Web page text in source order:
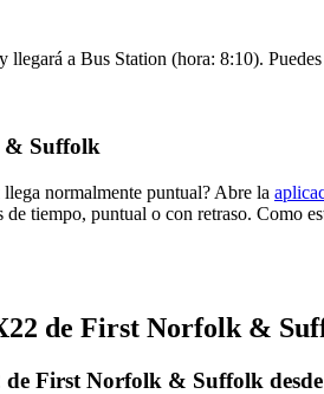
a Bus Station (hora: 8:10).
& Suffolk
normalmente puntual? Abre la
tiempo, puntual o con retraso. Como
de First Norfolk &
First Norfolk & Suffolk